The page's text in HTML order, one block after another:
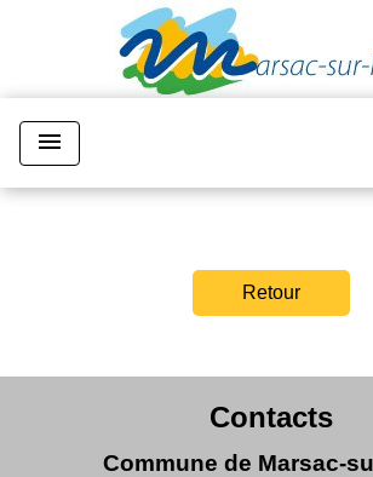
menu
Retour
Contacts
Commune de Marsac-